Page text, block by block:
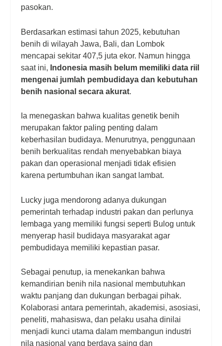
pasokan.
Berdasarkan estimasi tahun 2025, kebutuhan
benih di wilayah Jawa, Bali, dan Lombok
mencapai sekitar 407,5 juta ekor. Namun hingga
saat ini, Indonesia masih belum memiliki data riil
mengenai jumlah pembudidaya dan kebutuhan
benih nasional secara akurat.
Ia menegaskan bahwa kualitas genetik benih
merupakan faktor paling penting dalam
keberhasilan budidaya. Menurutnya, penggunaan
benih berkualitas rendah menyebabkan biaya
pakan dan operasional menjadi tidak efisien
karena pertumbuhan ikan sangat lambat.
Lucky juga mendorong adanya dukungan
pemerintah terhadap industri pakan dan perlunya
lembaga yang memiliki fungsi seperti Bulog untuk
menyerap hasil budidaya masyarakat agar
pembudidaya memiliki kepastian pasar.
Sebagai penutup, ia menekankan bahwa
kemandirian benih nila nasional membutuhkan
waktu panjang dan dukungan berbagai pihak.
Kolaborasi antara pemerintah, akademisi, asosiasi,
peneliti, mahasiswa, dan pelaku usaha dinilai
menjadi kunci utama dalam membangun industri
nila nasional yang berdaya saing dan